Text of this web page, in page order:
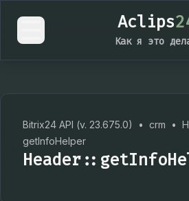
Aclips
Как я это
Bitrix24 API (v. 23.675.0) • crm •
getInfoHelper